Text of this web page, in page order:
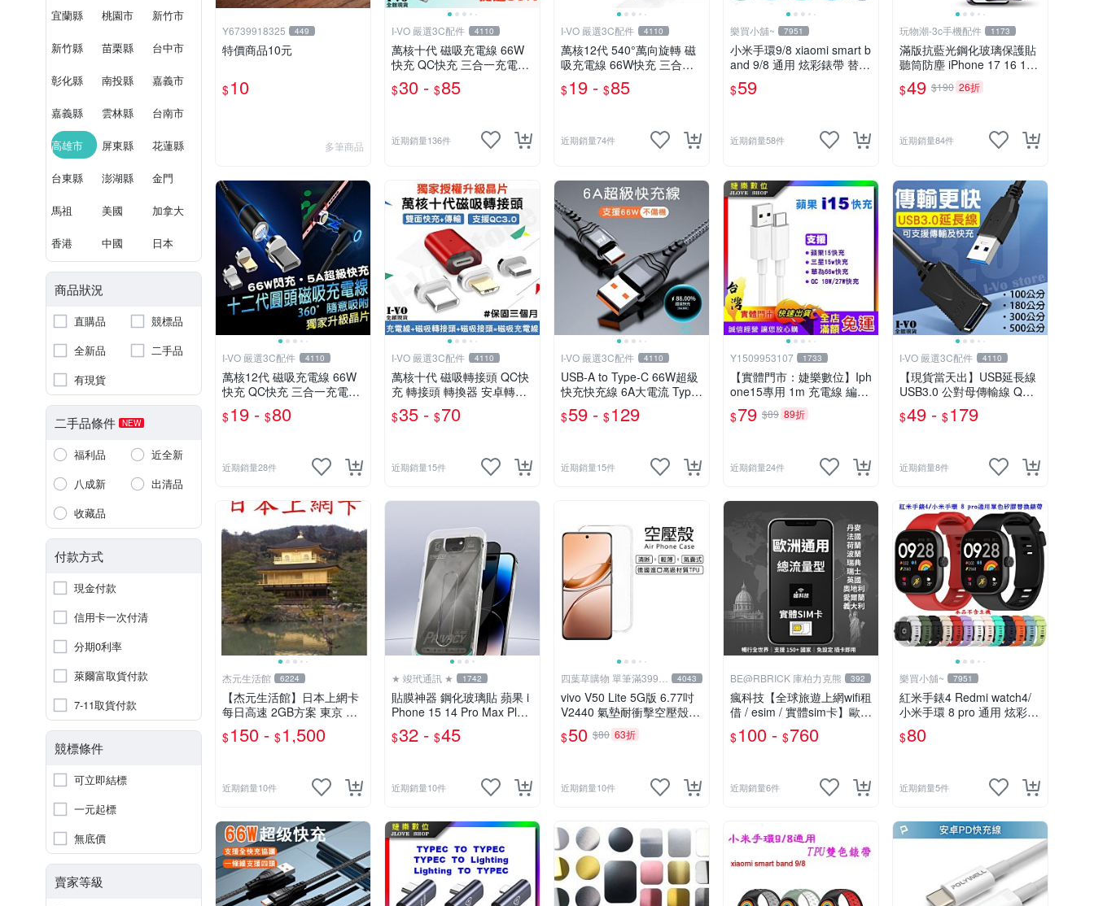
宜蘭縣 桃園市 新竹市
新竹縣 苗栗縣 台中市
彰化縣 南投縣 嘉義市
嘉義縣 雲林縣 台南市
高雄市 屏東縣 花蓮縣
台東縣 澎湖縣 金門
馬祖 美國 加拿大
香港 中國 日本
商品狀況
直購品
競標品
全新品
二手品
有現貨
二手品條件 NEW
福利品
近全新
八成新
出清品
收藏品
付款方式
現金付款
信用卡一次付清
分期0利率
萊爾富取貨付款
7-11取貨付款
競標條件
可立即結標
一元起標
無底價
賣家等級
Y6739918325 449
特價商品10元
$10
多筆商品
I-VO 嚴選3C配件 4110
萬核十代 磁吸充電線 66W
快充 QC快充 三合一充電線
彎頭充電線 Type-C充電線
充電線 傳輸線 快充線
$30 - $85
近期銷量136件
I-VO 嚴選3C配件 4110
萬核12代 540°萬向旋轉 磁
吸充電線 66W快充 三合一
充電線 彎頭充電線 Type-C
充電線 充電線 快充線
$19 - $85
近期銷量74件
樂買小舖~ 7951
小米手環9/8 xiaomi smart b
and 9/8 通用 炫彩錶帶 替換
錶帶 取代原廠錶帶 多色現
貨 膠插頭
$59
近期銷量58件
玩物潮-3c手機配件 1173
滿版抗藍光鋼化玻璃保護貼
聽筒防塵 iPhone 17 16 15
14 Pro Max 13 12 11 Xs Xr
16e
$49 $190 26折
近期銷量84件
I-VO 嚴選3C配件 4110
萬核12代 磁吸充電線 66W
快充 QC快充 三合一充電線
彎頭充電線 Type-C充電線
充電線 傳輸線 快充線
$19 - $80
近期銷量28件
I-VO 嚴選3C配件 4110
萬核十代 磁吸轉接頭 QC快
充 轉接頭 轉換器 安卓轉接
頭 蘋果轉接頭 Type-C轉接
頭 充電轉接頭 快充轉接頭
$35 - $70
近期銷量15件
I-VO 嚴選3C配件 4110
USB-A to Type-C 66W超級
快充快充線 6A大電流 Type-
C充電線 快充線 編織充電線
USB充電線
$59 - $129
近期銷量15件
Y1509953107 1733
【實體門市：婕樂數位】Iph
one15專用 1m 充電線 編織
快充線 傳輸線 蘋果安卓通
用 TYPEC 車用蘋果充電線
$79 $89 89折
近期銷量24件
I-VO 嚴選3C配件 4110
【現貨當天出】USB延長線
USB3.0 公對母傳輸線 QC3.
0快充 6A大電流 手機平板充
電延長線
$49 - $179
近期銷量8件
杰元生活館 6224
【杰元生活館】日本上網卡
每日高速 2GB方案 東京 沖
繩 大阪 北海道 九州 石垣島
上網
$150 - $1,500
近期銷量10件
★ 竣玳通訊 ★ 1742
貼膜神器 鋼化玻璃貼 蘋果 i
Phone 15 14 Pro Max Plus
零失敗除塵秒貼膜 手機保護
貼 防偷窺貼膜
$32 - $45
近期銷量10件
四葉草購物 單筆滿399免
運
4043
vivo V50 Lite 5G版 6.77吋
V2440 氣墊耐衝擊空壓殼
軟套 透明殼 果凍套 手機殼
保護套
$50 $80 63折
近期銷量10件
BE@RBRICK 庫柏力克熊 392
瘋科技【全球旅遊上網wifi租
借 / esim / 實體sim卡】歐洲
10國上網 實體SIM卡 奧地
利 義大利 英國 愛爾蘭
$100 - $760
近期銷量6件
樂買小舖~ 7951
紅米手錶4 Redmi watch4/
小米手環 8 pro 通用 炫彩錶
帶 替換錶帶 取代原廠錶帶
多色現貨 腕帶 錶帶
$80
近期銷量5件